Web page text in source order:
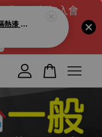
具組｜新加入會
現折)
空的。